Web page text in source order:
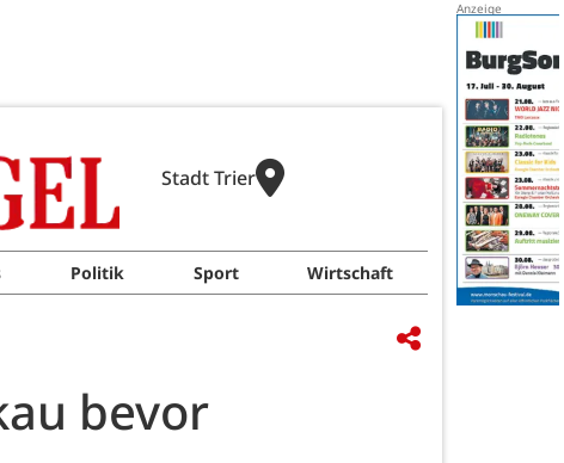
Stadt Trier
Politik Sport Wirtschaft
bevor